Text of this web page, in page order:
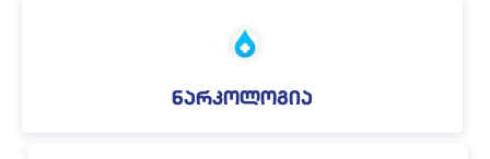
ნარკოლოგია